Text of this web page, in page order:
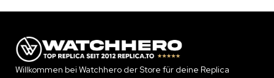
Willkommen bei Watchhero der Store für deine Replica